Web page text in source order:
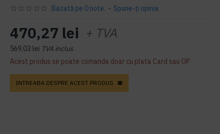
Bazată pe 0 note. - Spune-ţi opinia
470,27 lei + TVA
569,03 lei TVA inclus
Acest produs se poate comanda doar cu plata Card sau OP
INTREABA DESPRE ACEST PRODUS